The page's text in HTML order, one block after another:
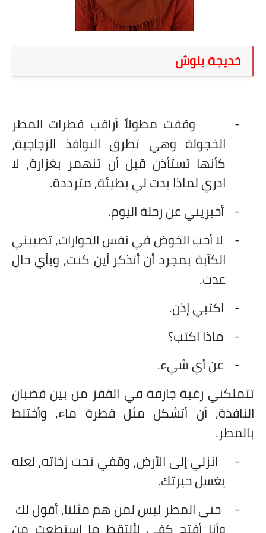
على مقام سبا
فيديوهات
أعداد جريدة سبا
خديجة بلوش
-
وقفت مطولاً أراقب قطرات المطر
الخجولة وهي تطرق النوافذ الزجاجية،
كأنها تستأذن قبل أن تنهمر بغزارة, لا
ادري لماذا بدت لي بطيئة, مترددة.
- أخبريني عن رحلة اليوم.
- لا أحب الخوض في نفس الحوارات, تصيبني
الكآبة بمجرد أن أتذكر أين كنت, وبأي حال
عدت.
- اكتبي إذن.
- ماذا اكتب؟
- عن أي شيء.
تتملكني رغبة جارفة في القفز من بين قضبان
النافذة, أن أتشكل مثل قطرة ماء, وأختلط
بالمطر.
-
انزلي إلى الأرض, وقفي تحت زخاته, لعله
يغسل حيرتك.
- حتى المطر ليس لمن هم مثلنا, أقول لك